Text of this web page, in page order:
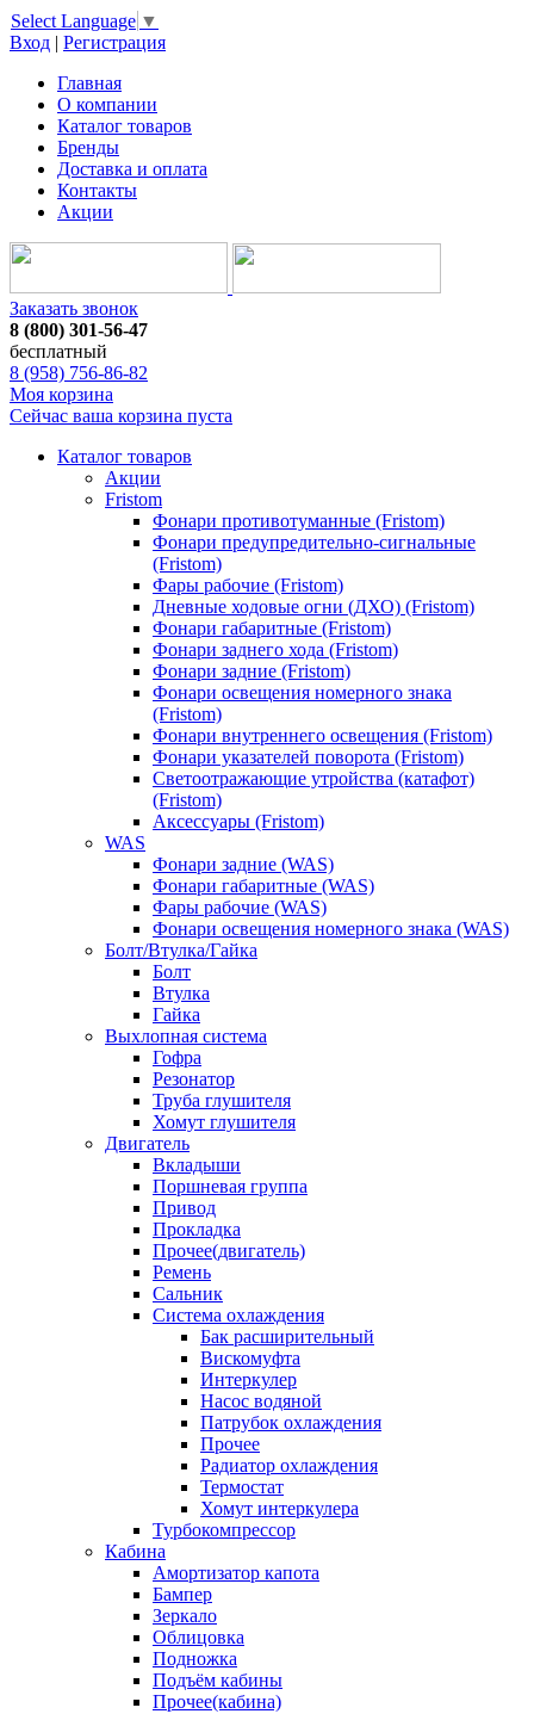
Select Language ▼
Вход | Регистрация
Главная
О компании
Каталог товаров
Бренды
Доставка и оплата
Контакты
Акции
Заказать звонок
8 (800) 301-56-47
бесплатный
8 (958) 756-86-82
Моя корзина
Сейчас ваша корзина пуста
Каталог товаров
Акции
Fristom
Фонари противотуманные (Fristom)
Фонари предупредительно-сигнальные
(Fristom)
Фары рабочие (Fristom)
Дневные ходовые огни (ДХО) (Fristom)
Фонари габаритные (Fristom)
Фонари заднего хода (Fristom)
Фонари задние (Fristom)
Фонари освещения номерного знака
(Fristom)
Фонари внутреннего освещения (Fristom)
Фонари указателей поворота (Fristom)
Светоотражающие утройства (катафот)
(Fristom)
Аксессуары (Fristom)
WAS
Фонари задние (WAS)
Фонари габаритные (WAS)
Фары рабочие (WAS)
Фонари освещения номерного знака (WAS)
Болт/Втулка/Гайка
Болт
Втулка
Гайка
Выхлопная система
Гофра
Резонатор
Труба глушителя
Хомут глушителя
Двигатель
Вкладыши
Поршневая группа
Привод
Прокладка
Прочее(двигатель)
Ремень
Сальник
Система охлаждения
Бак расширительный
Вискомуфта
Интеркулер
Насос водяной
Патрубок охлаждения
Прочее
Радиатор охлаждения
Термостат
Хомут интеркулера
Турбокомпрессор
Кабина
Амортизатор капота
Бампер
Зеркало
Облицовка
Подножка
Подъём кабины
Прочее(кабина)